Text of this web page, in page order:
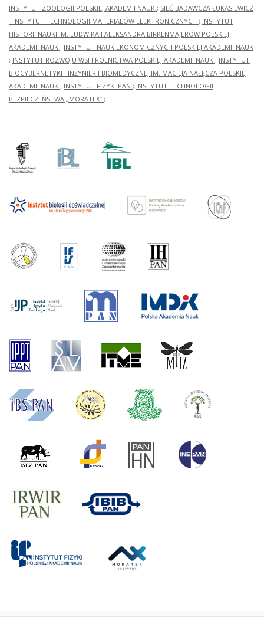
INSTYTUT ZOOLOGII POLSKIEJ AKADEMII NAUK ; SIEĆ BADAWCZA ŁUKASIEWICZ
- INSTYTUT TECHNOLOGII MATERIAŁÓW ELEKTRONICZNYCH ; INSTYTUT
HISTORII NAUKI IM. LUDWIKA I ALEKSANDRA BIRKENMAJERÓW POLSKIEJ
AKADEMII NAUK ; INSTYTUT NAUK EKONOMICZNYCH POLSKIEJ AKADEMII NAUK
; INSTYTUT ROZWOJU WSI I ROLNICTWA POLSKIEJ AKADEMII NAUK ; INSTYTUT
BIOCYBERNETYKI I INŻYNIERII BIOMEDYCZNEJ IM. MACIEJA NAŁĘCZA POLSKIEJ
AKADEMII NAUK ; INSTYTUT FIZYKI PAN ; INSTYTUT TECHNOLOGII
BEZPIECZEŃSTWA „MORATEX” ;